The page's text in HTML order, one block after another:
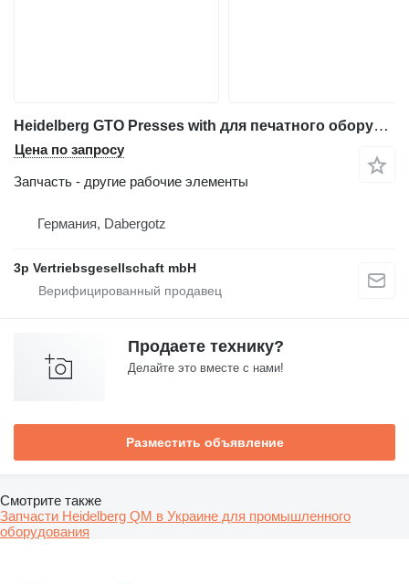
Heidelberg GTO Presses with для печатного оборудования
Цена по запросу
Запчасть - другие рабочие элементы
Германия, Dabergotz
3p Vertriebsgesellschaft mbH
Продаете технику?
Делайте это вместе с нами!
Разместить объявление
Смотрите также
Запчасти Heidelberg QM в Украине для промышленного
оборудования